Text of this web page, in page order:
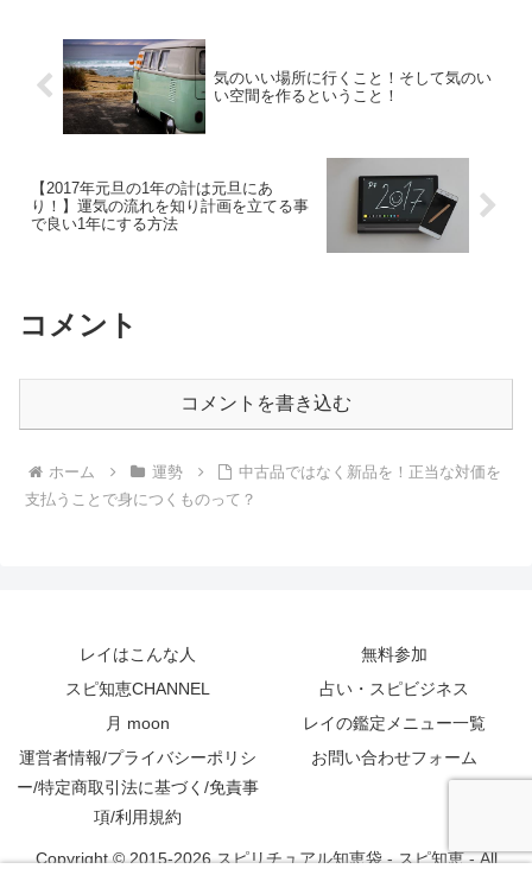
気のいい場所に行くこと！そして気のい
い空間を作るということ！
【2017年元旦の1年の計は元旦にあ
り！】運気の流れを知り計画を立てる事
で良い1年にする方法
コメント
コメントを書き込む
ホーム 運勢
中古品ではなく新品を！正当な対価を
支払うことで身につくものって？
レイはこんな人
無料参加
スピ知恵CHANNEL
占い・スピビジネス
月 moon
レイの鑑定メニュー一覧
運営者情報/プライバシーポリシ
ー/特定商取引法に基づく/免責事
項/利用規約
お問い合わせフォーム
Copyright © 2015-2026 スピリチュアル知恵袋 - スピ知恵 - All